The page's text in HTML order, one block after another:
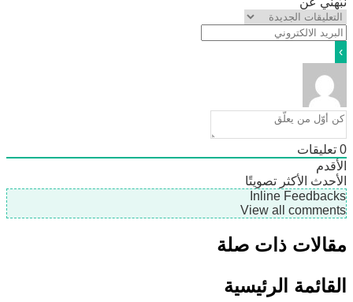
الأكثر تصويتًا
Inline
View all
ذات صلة
الرئيسية